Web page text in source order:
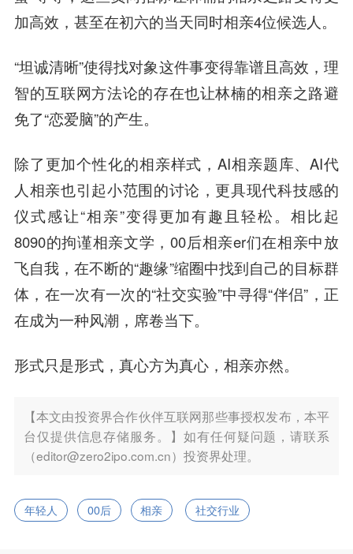
加高效，甚至在初六的当天同时相亲4位候选人。
“坦诚清晰”使得找对象这件事变得靠谱且高效，理
智的互联网方法论的存在也让林楠的相亲之路避
免了“恋爱脑”的产生。
除了更加个性化的相亲样式，AI相亲题库、AI代
人相亲也引起小范围的讨论，更具现代科技感的
仪式感让“相亲”变得更加有趣且轻松。相比起
8090的拘谨相亲文学，00后相亲er们在相亲中放
飞自我，在不断的“趣缘”缩圈中找到自己的目标群
体，在一次有一次的“社交实验”中寻得“伴侣”，正
在成为一种风潮，席卷当下。
形式只是形式，真心方为真心，相亲亦然。
【本文由投资界合作伙伴互联网那些事授权发布，本平
台仅提供信息存储服务。】如有任何疑问题，请联系
（editor@zero2ipo.com.cn）投资界处理。
年轻人 00后 相亲 社交行业